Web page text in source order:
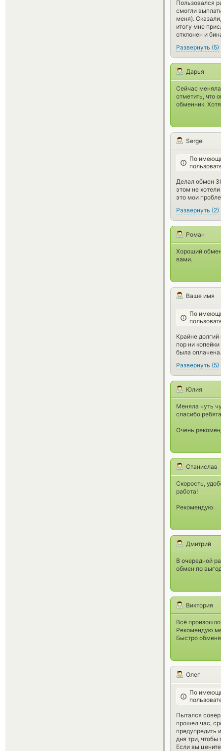
Пользовался
смогли
меня).
итогу мне
отклонен и
Развернуть (5)
Дарья
Сейчас
отметить, что
обменник.
Sergei
По
Делал обмен
этом не
это мои
Развернуть (2)
Роман
Хороший
вами.
Ваше имя
По
Крайне
пор ни
была оплачена.
Развернуть (5)
Юлия
Меняла чуть
спасибо
Очень
Станислав
Скорость,
работа!
Рекомендую.
Дмитрий
В очередной
обмен по
Виктория
Всё
Рекомендую
Быстро
Олег
По
Пытался
прошел час,
предупредить
дня три, чтобы
Если вы